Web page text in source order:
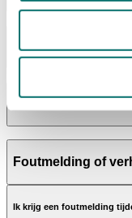
Ik heb 1 gratis
later dit
Foutmelding of
Ik krijg een foutmelding